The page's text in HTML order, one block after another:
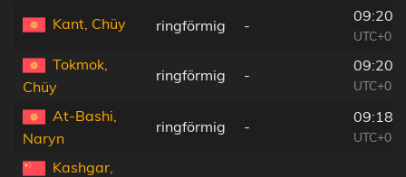
Kant, Chüy ringförmig -
Tokmok,
Chüy
ringförmig -
At-Bashi,
Naryn
ringförmig -
Kashgar,